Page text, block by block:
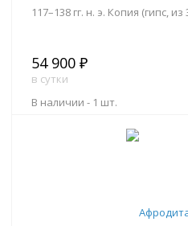
117–138 гг. н. э. Копия (гипс,
54 900 ₽
в сутки
В наличии - 1 шт.